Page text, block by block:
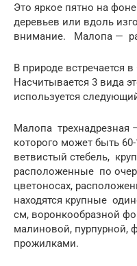
Это яркое пятно на
деревьев или вдоль
внимание. Малопа —
В природе встречается
Насчитывается 3 вида
используется
Малопа трехнадрезная
которого может быть
ветвистый стебель,
расположенные по
цветоносах,
находятся крупные
см, воронкообразной
малиновой, пурпурной,
прожилками.